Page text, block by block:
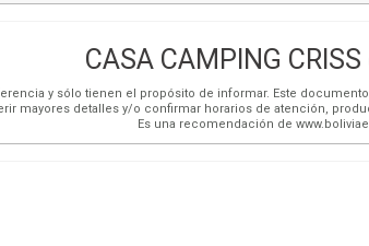
CASA CAMPING
y sólo tienen el propósito de informar. Este
mayores detalles y/o confirmar horarios de atención,
Es una recomendación de